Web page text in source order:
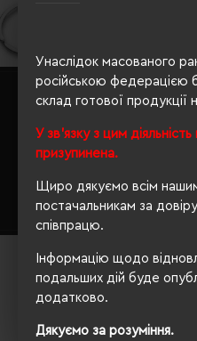
Унаслідок масованого
російською федерацією
склад готової продукції
У зв'язку з цим
призупинена.
Щиро дякуємо всім
постачальникам за
співпрацю.
Інформацію щодо
подальших дій буде
додатково.
Дякуємо за розуміння.
Кількість кольорів: 8
Модель:V4790(Voyager)
Брелок Voyager Preston чорний
- V4790-03
84.18 грн
Детальніше...